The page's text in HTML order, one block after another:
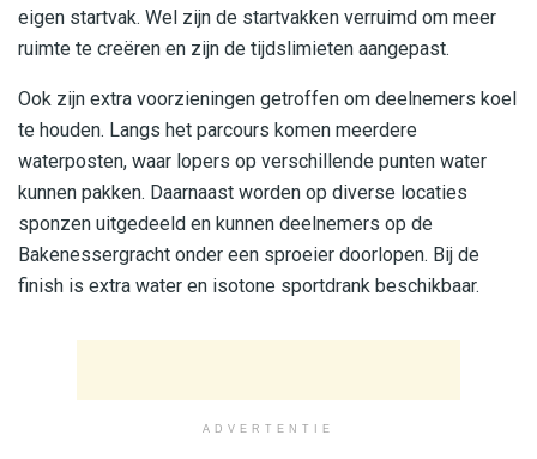
eigen startvak. Wel zijn de startvakken verruimd om meer
ruimte te creëren en zijn de tijdslimieten aangepast.
Ook zijn extra voorzieningen getroffen om deelnemers koel
te houden. Langs het parcours komen meerdere
waterposten, waar lopers op verschillende punten water
kunnen pakken. Daarnaast worden op diverse locaties
sponzen uitgedeeld en kunnen deelnemers op de
Bakenessergracht onder een sproeier doorlopen. Bij de
finish is extra water en isotone sportdrank beschikbaar.
ADVERTENTIE